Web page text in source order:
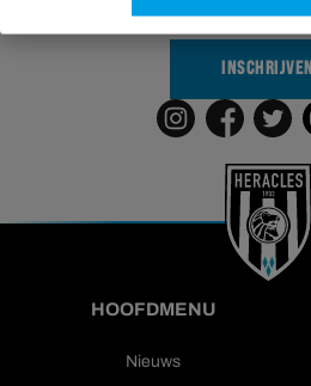
INSCHRIJVEN
HOOFDMENU
Nieuws